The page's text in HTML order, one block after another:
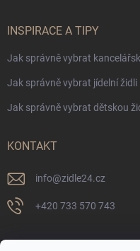
INSPIRACE A TIPY
Jak správně vybrat
Jak správně vybrat jídelní židli
Jak správně vybrat dětskou
KONTAKT
info@zidle24.cz
+420 733 570 743